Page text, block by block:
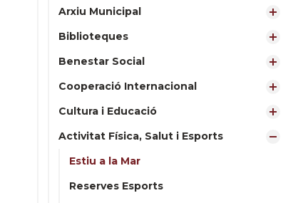
Arxiu Municipal
Biblioteques
Benestar Social
Cooperació Internacional
Cultura i Educació
Activitat Física, Salut i Esports
Estiu a la Mar
Reserves Esports